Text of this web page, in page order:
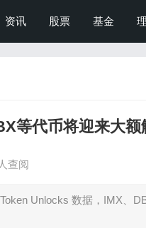
资讯 股票 基金
等代币将迎来大额
查阅
Unlocks 数据，IMX、